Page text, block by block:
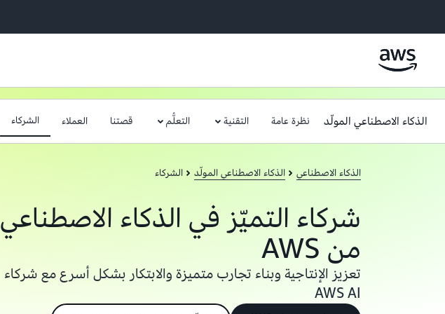
الذكاء الاصطناعي المولّد نظرة عامة التقنية التعلُّم قصتنا العملاء الشركاء
الذكاء الاصطناعي الذكاء الاصطناعي المولّد الشركاء
شركاء التميّز في الذكاء الاصطناعي
من AWS
تعزيز الإنتاجية وبناء تجارب متميزة والابتكار بشكل أسرع مع شركاء
AWS AI